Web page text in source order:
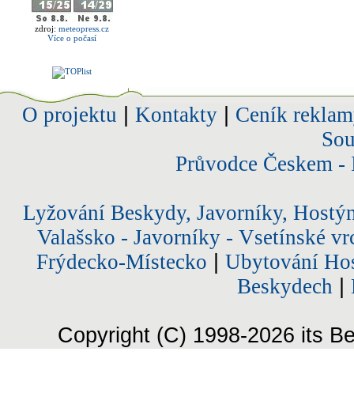
zdroj: meteopress.cz
Více o počasí
O projektu Kontakty| Ceník
Průvodce Českem
Lyžování Beskydy, Javorníky,
Valašsko - Javorníky - Vsetínské
Frýdecko-Místecko
Ubytování
Beskydech
Copyright (C) 1998-2026 its